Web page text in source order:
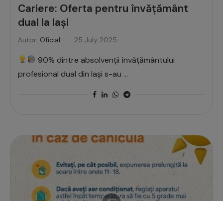
Cariere: Oferta pentru învățământ
dual la Iași
Autor: Oficial 25 July 2025
90% dintre absolvenții învățământului
profesional dual din Iași s-au …